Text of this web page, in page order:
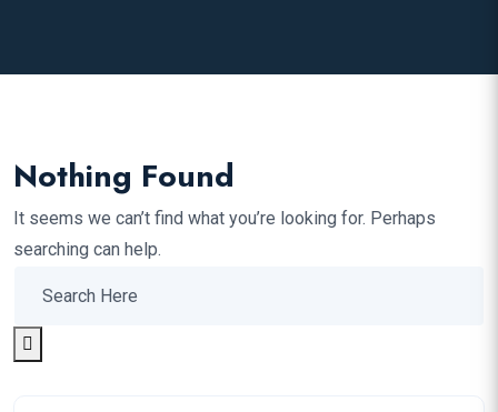
Nothing Found
It seems we can’t find what you’re looking for. Perhaps
searching can help.